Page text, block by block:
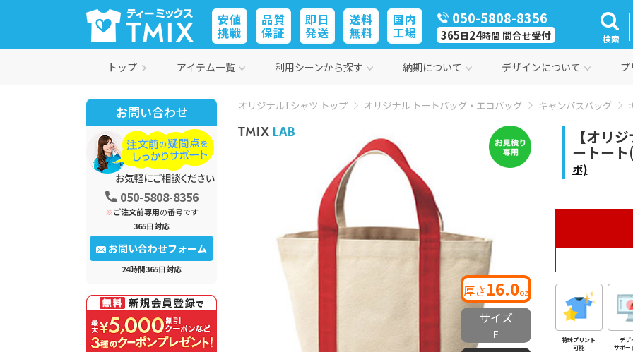
050-5808-8356
365日24時間 問合せ受付
安値
挑戦
品質
保証
即日
発送
送料
無料
国内
工場 検索
トップ アイテム一覧 利用シーンから探す 納期について デザインについて
オリジナルTシャツ トップ オリジナル トートバッグ・エコバッグ キャンバスバッグ
厚さ16.0oz
サイズ
F
【オリ
ートー
ボ)
特殊プリント
可能
デザ
サポー
お問い合わせ
050-5808-8356
※ご注文前専用の番号です
365日対応
お問い合わせフォーム
24時間365日対応